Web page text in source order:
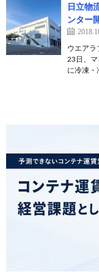
日立物
ンター
ウエア
23日、
に冷凍